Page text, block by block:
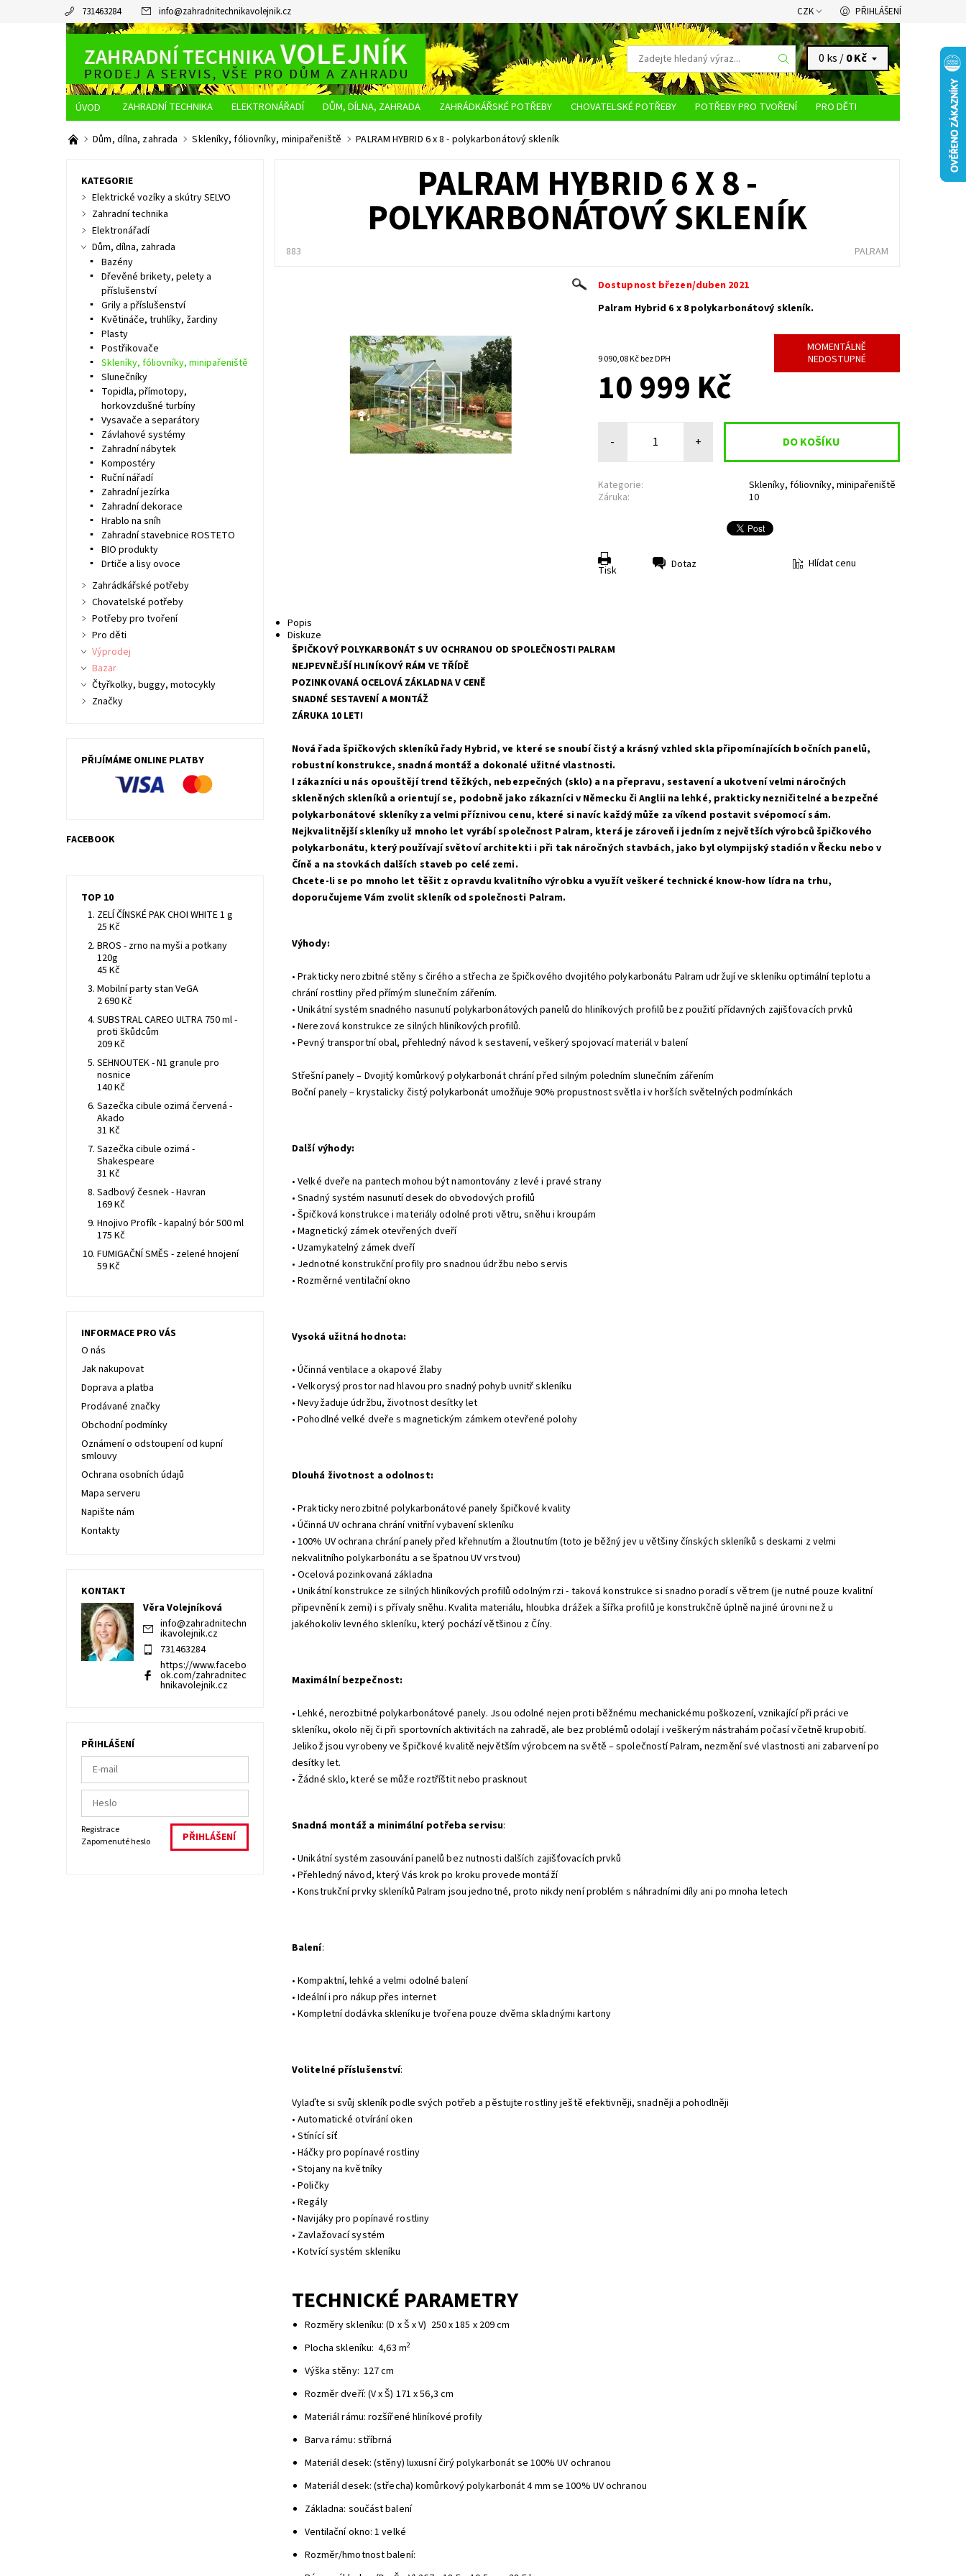
731463284 info@zahradnitechnikavolejnik.cz CZK PŘIHLÁŠENÍ
0 ks /0 Kč
ZAHRADNÍ TECHNIKA ELEKTRONÁŘADÍ DŮM, DÍLNA, ZAHRADA ZAHRÁDKÁŘSKÉ POTŘEBY CHOVATELSKÉ POTŘEBY POTŘEBY PRO TVOŘENÍ
PRO DĚTI
O NÁS
JAK NAKUPOVAT DOPRAVA A PLATBA OBCHODNÍ PODMÍNKY OCHRANA OSOBNÍCH ÚDAJŮ
Dům, dílna, zahrada Skleníky, fóliovníky, minipařeniště PALRAM HYBRID 6 x 8 - polykarbonátový skleník
PALRAM HYBRID 6 X 8 -
POLYKARBONÁTOVÝ SKLENÍK
883 PALRAM
Dostupnost březen/duben 2021
Palram Hybrid 6 x 8 polykarbonátový skleník.
9 090,08 Kč bez DPH
MOMENTÁLNĚ
NEDOSTUPNÉ
10 999 Kč
- +
Kategorie:
Skleníky, fóliovníky, minipařeniště
Záruka:
10
Tisk Dotaz Hlídat cenu
Popis
Diskuze
ŠPIČKOVÝ POLYKARBONÁT S UV OCHRANOU OD SPOLEČNOSTI PALRAM
NEJPEVNĚJŠÍ HLINÍKOVÝ RÁM VE TŘÍDĚ
POZINKOVANÁ OCELOVÁ ZÁKLADNA V CENĚ
SNADNÉ SESTAVENÍ A MONTÁŽ
ZÁRUKA 10 LET!
Nová řada špičkových skleníků řady Hybrid, ve které se snoubí čistý a krásný vzhled skla připomínajících bočních panelů,
robustní konstrukce, snadná montáž a dokonalé užitné vlastnosti.
I zákazníci u nás opouštějí trend těžkých, nebezpečných (sklo) a na přepravu, sestavení a ukotvení velmi náročných
skleněných skleníků a orientují se, podobně jako zákazníci v Německu či Anglii na lehké, prakticky nezničitelné a bezpečné
polykarbonátové skleníky za velmi příznivou cenu, které si navíc každý může za víkend postavit svépomocí sám.
Nejkvalitnější skleníky už mnoho let vyrábí společnost Palram, která je zároveň i jedním z největších výrobců špičkového
polykarbonátu, který používají světoví architekti i při tak náročných stavbách, jako byl olympijský stadión v Řecku nebo v
Číně a na stovkách dalších staveb po celé zemi.
Chcete-li se po mnoho let těšit z opravdu kvalitního výrobku a využít veškeré technické know-how lídra na trhu,
doporučujeme Vám zvolit skleník od společnosti Palram.
Výhody:
• Prakticky nerozbitné stěny s čirého a střecha ze špičkového dvojitého polykarbonátu Palram udržují ve skleníku optimální teplotu a
chrání rostliny před přímým slunečním zářením.
• Unikátní systém snadného nasunutí polykarbonátových panelů do hliníkových profilů bez použití přídavných zajišťovacích prvků
• Nerezová konstrukce ze silných hliníkových profilů.
• Pevný transportní obal, přehledný návod k sestavení, veškerý spojovací materiál v balení
Střešní panely – Dvojitý komůrkový polykarbonát chrání před silným poledním slunečním zářením
Boční panely – krystalicky čistý polykarbonát umožňuje 90% propustnost světla i v horších světelných podmínkách
Další výhody:
• Velké dveře na pantech mohou být namontovány z levé i pravé strany
• Snadný systém nasunutí desek do obvodových profilů
• Špičková konstrukce i materiály odolné proti větru, sněhu i kroupám
• Magnetický zámek otevřených dveří
• Uzamykatelný zámek dveří
• Jednotné konstrukční profily pro snadnou údržbu nebo servis
• Rozměrné ventilační okno
Vysoká užitná hodnota:
• Účinná ventilace a okapové žlaby
• Velkorysý prostor nad hlavou pro snadný pohyb uvnitř skleníku
• Nevyžaduje údržbu, životnost desítky let
• Pohodlné velké dveře s magnetickým zámkem otevřené polohy
Dlouhá životnost a odolnost:
• Prakticky nerozbitné polykarbonátové panely špičkové kvality
• Účinná UV ochrana chrání vnitřní vybavení skleníku
• 100% UV ochrana chrání panely před křehnutím a žloutnutím (toto je běžný jev u většiny čínských skleníků s deskami z velmi
nekvalitního polykarbonátu a se špatnou UV vrstvou)
• Ocelová pozinkovaná základna
• Unikátní konstrukce ze silných hliníkových profilů odolným rzi - taková konstrukce si snadno poradí s větrem (je nutné pouze kvalitní
připevnění k zemi) i s přívaly sněhu. Kvalita materiálu, hloubka drážek a šířka profilů je konstrukčně úplně na jiné úrovni než u
jakéhokoliv levného skleníku, který pochází většinou z Číny.
Maximální bezpečnost:
• Lehké, nerozbitné polykarbonátové panely. Jsou odolné nejen proti běžnému mechanickému poškození, vznikající při práci ve
skleníku, okolo něj či při sportovních aktivitách na zahradě, ale bez problémů odolají i veškerým nástrahám počasí včetně krupobití.
Jelikož jsou vyrobeny ve špičkové kvalitě největším výrobcem na světě – společností Palram, nezmění své vlastnosti ani zabarvení po
desítky let.
• Žádné sklo, které se může roztříštit nebo prasknout
Snadná montáž a minimální potřeba servisu:
• Unikátní systém zasouvání panelů bez nutnosti dalších zajišťovacích prvků
• Přehledný návod, který Vás krok po kroku provede montáží
• Konstrukční prvky skleníků Palram jsou jednotné, proto nikdy není problém s náhradními díly ani po mnoha letech
Balení:
• Kompaktní, lehké a velmi odolné balení
• Ideální i pro nákup přes internet
• Kompletní dodávka skleníku je tvořena pouze dvěma skladnými kartony
Volitelné příslušenství:
Vylaďte si svůj skleník podle svých potřeb a pěstujte rostliny ještě efektivněji, snadněji a pohodlněji
• Automatické otvírání oken
• Stínící síť
• Háčky pro popínavé rostliny
• Stojany na květníky
• Poličky
• Regály
• Navijáky pro popínavé rostliny
• Zavlažovací systém
• Kotvící systém skleníku
TECHNICKÉ PARAMETRY
Rozměry skleníku: (D x Š x V) 250 x 185 x 209 cm
Plocha skleníku: 4,63 m2
Výška stěny: 127 cm
Rozměr dveří: (V x Š) 171 x 56,3 cm
Materiál rámu: rozšířené hliníkové profily
Barva rámu: stříbrná
Materiál desek: (stěny) luxusní čirý polykarbonát se 100% UV ochranou
Materiál desek: (střecha) komůrkový polykarbonát 4 mm se 100% UV ochranou
Základna: součást balení
Ventilační okno: 1 velké
Rozměr/hmotnost balení:
KATEGORIE
Elektrické vozíky a skútry SELVO
Zahradní technika
Elektronářadí
Dům, dílna, zahrada
Bazény
Dřevěné brikety, pelety a
příslušenství
Grily a příslušenství
Květináče, truhlíky, žardiny
Plasty
Postřikovače
Skleníky, fóliovníky, minipařeniště
Slunečníky
Topidla, přímotopy,
horkovzdušné turbíny
Vysavače a separátory
Závlahové systémy
Zahradní nábytek
Kompostéry
Ruční nářadí
Zahradní jezírka
Zahradní dekorace
Hrablo na sníh
Zahradní stavebnice ROSTETO
BIO produkty
Drtiče a lisy ovoce
Zahrádkářské potřeby
Chovatelské potřeby
Potřeby pro tvoření
Pro děti
Výprodej
Bazar
Čtyřkolky, buggy, motocykly
Značky
PŘIJÍMÁME ONLINE PLATBY
FACEBOOK
TOP 10
ZELÍ ČÍNSKÉ PAK CHOI WHITE 1 g
25 Kč
BROS - zrno na myši a potkany
120g
45 Kč
Mobilní party stan VeGA
2 690 Kč
SUBSTRAL CAREO ULTRA 750 ml -
proti škůdcům
209 Kč
SEHNOUTEK - N1 granule pro
nosnice
140 Kč
Sazečka cibule ozimá červená -
Akado
31 Kč
Sazečka cibule ozimá -
Shakespeare
31 Kč
Sadbový česnek - Havran
169 Kč
Hnojivo Profík - kapalný bór 500 ml
175 Kč
FUMIGAČNÍ SMĚS - zelené hnojení
59 Kč
INFORMACE PRO VÁS
O nás
Jak nakupovat
Doprava a platba
Prodávané značky
Obchodní podmínky
Oznámení o odstoupení od kupní
smlouvy
Ochrana osobních údajů
Mapa serveru
Napište nám
Kontakty
KONTAKT
Věra Volejníková
info@zahradnitechn
ikavolejnik.cz
731463284
https://www.facebo
ok.com/zahradnitec
hnikavolejnik.cz
PŘIHLÁŠENÍ
Registrace
Zapomenuté heslo